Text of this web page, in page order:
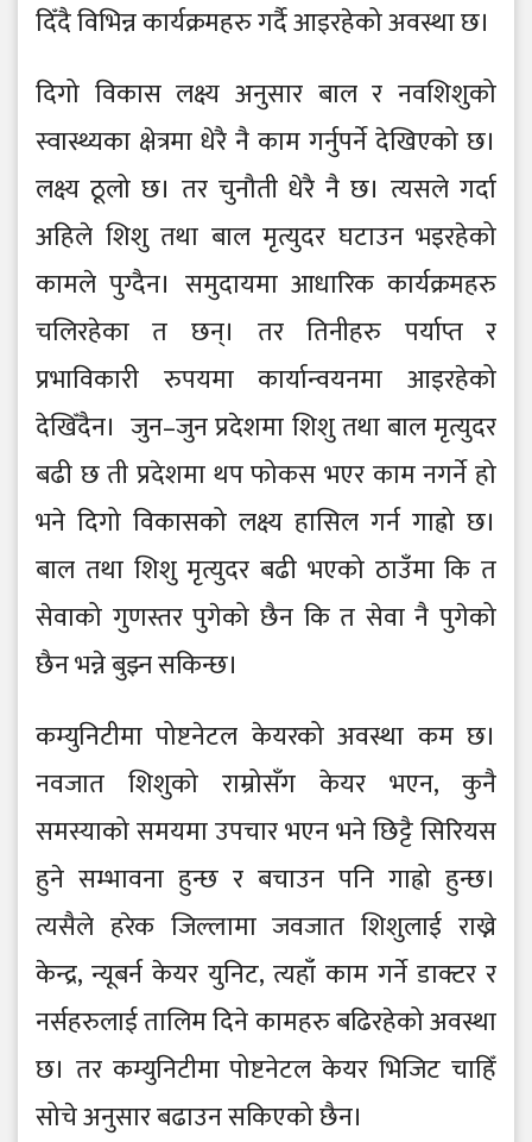
दिँदै विभिन्न कार्यक्रमहरु गर्दै आइरहेको अवस्था छ।
दिगो विकास लक्ष्य अनुसार बाल र नवशिशुको
स्वास्थ्यका क्षेत्रमा धेरै नै काम गर्नुपर्ने देखिएको छ।
लक्ष्य ठूलो छ। तर चुनौती धेरै नै छ। त्यसले गर्दा
अहिले शिशु तथा बाल मृत्युदर घटाउन भइरहेको
कामले पुग्दैन। समुदायमा आधारिक कार्यक्रमहरु
चलिरहेका त छन्। तर तिनीहरु पर्याप्त र
प्रभाविकारी रुपयमा कार्यान्वयनमा आइरहेको
देखिँदैन। जुन–जुन प्रदेशमा शिशु तथा बाल मृत्युदर
बढी छ ती प्रदेशमा थप फोकस भएर काम नगर्ने हो
भने दिगो विकासको लक्ष्य हासिल गर्न गाह्रो छ।
बाल तथा शिशु मृत्युदर बढी भएको ठाउँमा कि त
सेवाको गुणस्तर पुगेको छैन कि त सेवा नै पुगेको
छैन भन्ने बुझ्न सकिन्छ।
कम्युनिटीमा पोष्टनेटल केयरको अवस्था कम छ।
नवजात शिशुको राम्रोसँग केयर भएन, कुनै
समस्याको समयमा उपचार भएन भने छिट्टै सिरियस
हुने सम्भावना हुन्छ र बचाउन पनि गाह्रो हुन्छ।
त्यसैले हरेक जिल्लामा जवजात शिशुलाई राख्ने
केन्द्र, न्यूबर्न केयर युनिट, त्यहाँ काम गर्ने डाक्टर र
नर्सहरुलाई तालिम दिने कामहरु बढिरहेको अवस्था
छ। तर कम्युनिटीमा पोष्टनेटल केयर भिजिट चाहिँ
सोचे अनुसार बढाउन सकिएको छैन।